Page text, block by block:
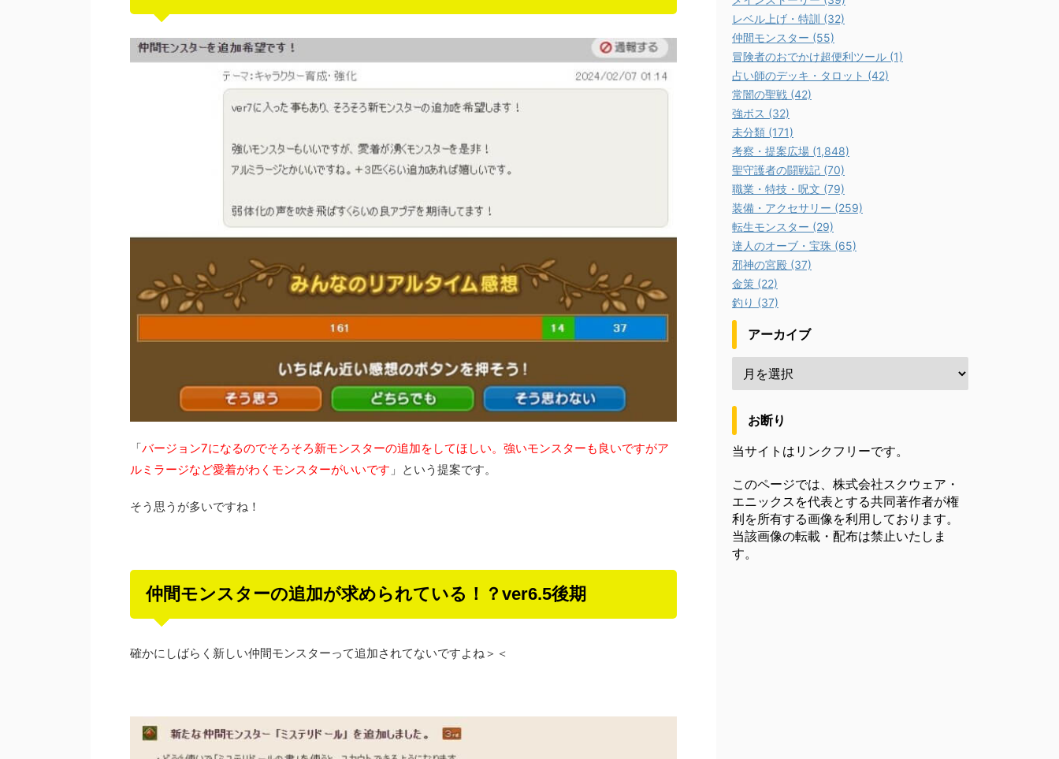
「バージョン7になるのでそろそろ新モンスターの追加をしてほしい。強いモンスターも良いですがア
ルミラージなど愛着がわくモンスターがいいです 」という提案です。
そう思うが多いですね！
仲間モンスターの追加が求められている！？ver6.5後期
確かにしばらく新しい仲間モンスターって追加されてないですよね＞＜
レベル上げ・特訓 (32)
仲間モンスター (55)
冒険者のおでかけ超便利ツール (1)
占い師のデッキ・タロット (42)
常闇の聖戦 (42)
強ボス (32)
未分類 (171)
考察・提案広場 (1,848)
聖守護者の闘戦記 (70)
職業・特技・呪文 (79)
装備・アクセサリー (259)
転生モンスター (29)
達人のオーブ・宝珠 (65)
邪神の宮殿 (37)
金策 (22)
釣り (37)
アーカイブ
お断り
当サイトはリンクフリーです。
このページでは、株式会社スクウェア・
エニックスを代表とする共同著作者が権
利を所有する画像を利用しております。
当該画像の転載・配布は禁止いたしま
す。